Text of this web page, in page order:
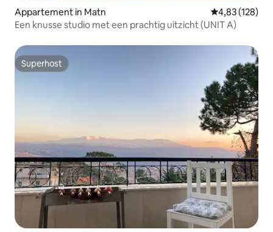
Appartement in Matn Gemiddelde
4,83 (128)
Een knusse studio met een prachtig uitzicht (UNIT A)
Superhost
Superhost